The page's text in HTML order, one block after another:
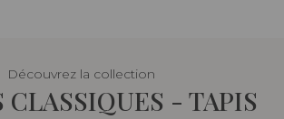
Découvrez la collection
CLASSIQUES - TAPIS